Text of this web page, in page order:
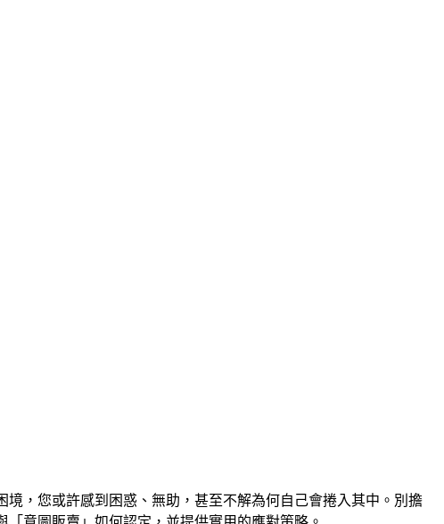
，您或許感到困惑、無助，甚至不解為何自己會捲入其中。別擔